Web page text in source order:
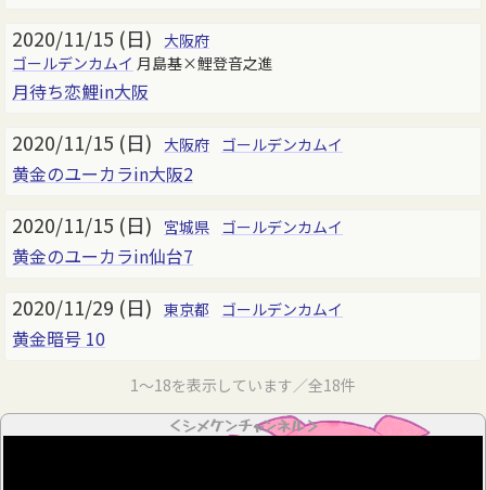
2020/11/15 (日) 大阪府
ゴールデンカムイ 月島基×鯉登音之進
月待ち恋鯉in大阪
2020/11/15 (日) 大阪府 ゴールデンカムイ
黄金のユーカラin大阪2
2020/11/15 (日) 宮城県 ゴールデンカムイ
黄金のユーカラin仙台7
2020/11/29 (日) 東京都 ゴールデンカムイ
黄金暗号 10
1～18を表示しています／全18件
＜シメケンチャンネル＞